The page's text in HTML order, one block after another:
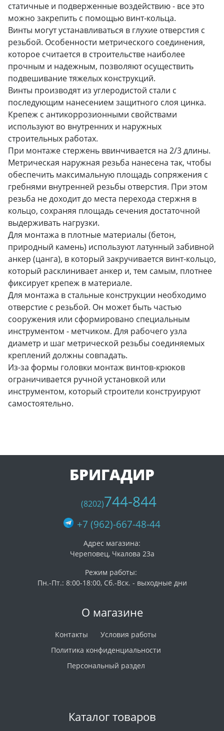
статичные и подверженные воздействию - все это
можно закрепить с помощью винт-кольца.
Винты могут устанавливаться в глухие отверстия с
резьбой. Особенности метрического соединения,
которое считается в строительстве наиболее
прочным и надежным, позволяют осуществить
подвешивание тяжелых конструкций.
Винты производят из углеродистой стали с
последующим нанесением защитного слоя цинка.
Крепеж с антикоррозионными свойствами
используют во внутренних и наружных
строительных работах.
При монтаже стержень ввинчивается на 2/3 длины.
Метрическая наружная резьба нанесена так, чтобы
обеспечить максимальную площадь сопряжения с
гребнями внутренней резьбы отверстия. При этом
резьба не доходит до места перехода стержня в
кольцо, сохраняя площадь сечения достаточной
выдерживать нагрузки.
Для монтажа в плотные материалы (бетон,
природный камень) используют латунный забивной
анкер (цанга), в который закручивается винт-кольцо,
который расклинивает анкер и, тем самым, плотнее
фиксирует крепеж в материале.
Для монтажа в стальные конструкции необходимо
отверстие с резьбой. Он может быть частью
сооружения или сформировано специальным
инструментом - метчиком. Для рабочего узла
диаметр и шаг метрической резьбы соединяемых
креплений должны совпадать.
Из-за формы головки монтаж винтов-крюков
ограничивается ручной установкой или
инструментом, который строители конструируют
самостоятельно.
О магазине
Контакты
Условия работы
Политика конфиденциальности
Персональный раздел
Каталог товаров
БРИГАДИР
(8202)744-844
+7 (962)-667-48-44
Адрес магазина:
Череповец, Чкалова 23а
Режим работы:
Пн.-Пт.: 8:00-18:00, Сб.-Вск. - выходные дни